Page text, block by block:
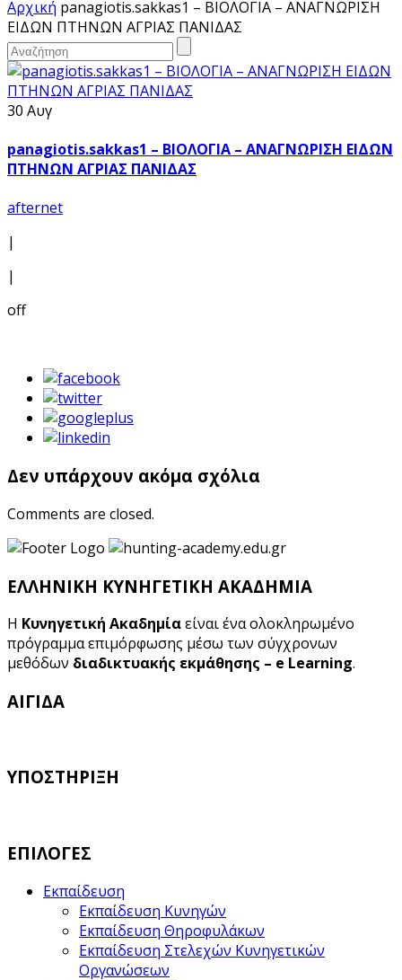
Αρχική panagiotis.sakkas1 – ΒΙΟΛΟΓΙΑ – ΑΝΑΓΝΩΡΙΣΗ
ΕΙΔΩΝ ΠΤΗΝΩΝ ΑΓΡΙΑΣ ΠΑΝΙΔΑΣ
30 Αυγ
panagiotis.sakkas1 – ΒΙΟΛΟΓΙΑ – ΑΝΑΓΝΩΡΙΣΗ ΕΙΔΩΝ
ΠΤΗΝΩΝ ΑΓΡΙΑΣ ΠΑΝΙΔΑΣ
afternet
|
|
off
Δεν υπάρχουν ακόμα σχόλια
Comments are closed.
ΕΛΛΗΝΙΚΗ ΚΥΝΗΓΕΤΙΚΗ ΑΚΑΔΗΜΙΑ
Η Κυνηγετική Ακαδημίαείναι ένα ολοκληρωμένο
πρόγραμμα επιμόρφωσης μέσω των σύγχρονων
μεθόδων διαδικτυακής εκμάθησης – e Learning.
ΑΙΓΙΔΑ
ΥΠΟΣΤΗΡΙΞΗ
ΕΠΙΛΟΓΕΣ
Εκπαίδευση
Εκπαίδευση Κυνηγών
Εκπαίδευση Θηροφυλάκων
Εκπαίδευση Στελεχών Κυνηγετικών
Οργανώσεων